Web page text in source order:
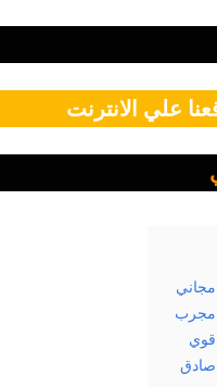
علي الانترنت
مجرب
صادق